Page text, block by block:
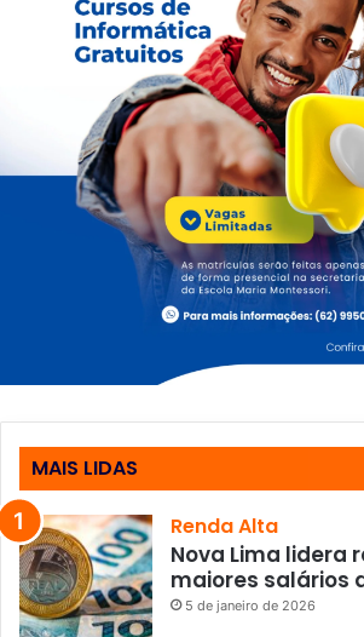
MAIS LIDAS
Renda Alta
Nova Lima lidera
maiores salários
5 de janeiro de 2026